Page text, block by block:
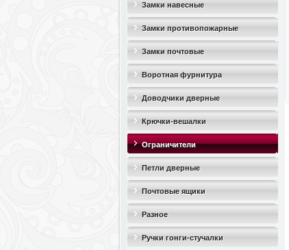
Замки навесные
Замки противопожарные
Замки почтовые
Воротная фурнитура
Доводчики дверные
Крючки-вешалки
Ограничители
дверные(стопоры)
Петли дверные
Почтовые ящики
Разное
Ручки гонги-стучалки